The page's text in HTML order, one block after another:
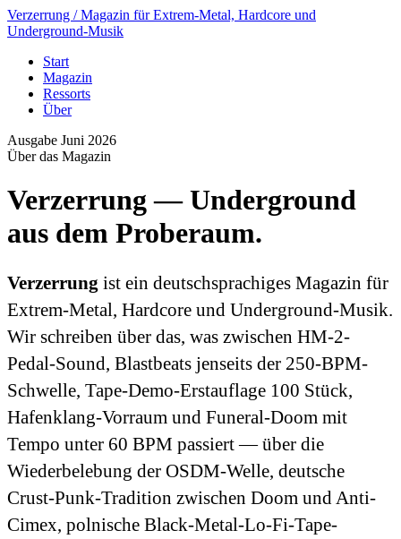
Verzerrung / Magazin für Extrem-Metal, Hardcore und
Underground-Musik
Start
Magazin
Ressorts
Über
Ausgabe Juni 2026
Über das Magazin
Verzerrung — Underground
aus dem Proberaum.
Verzerrung ist ein deutschsprachiges Magazin für
Extrem-Metal, Hardcore und Underground-Musik.
Wir schreiben über das, was zwischen HM-2-
Pedal-Sound, Blastbeats jenseits der 250-BPM-
Schwelle, Tape-Demo-Erstauflage 100 Stück,
Hafenklang-Vorraum und Funeral-Doom mit
Tempo unter 60 BPM passiert — über die
Wiederbelebung der OSDM-Welle, deutsche
Crust-Punk-Tradition zwischen Doom und Anti-
Cimex, polnische Black-Metal-Lo-Fi-Tape-